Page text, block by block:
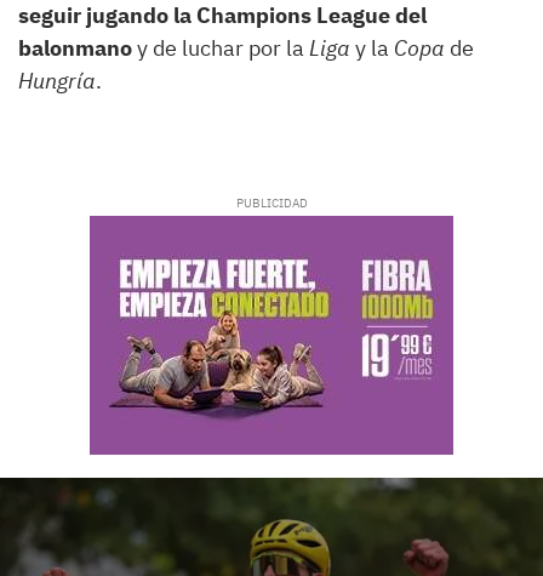
seguir jugando la Champions League del
balonmanoy de luchar por la Liga y la Copa de
Hungría.